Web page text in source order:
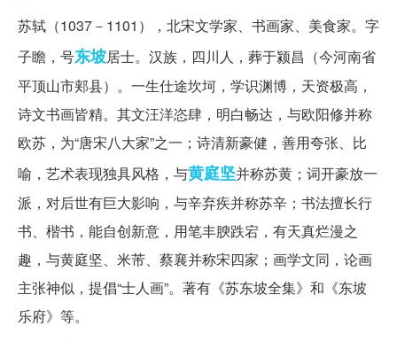
苏轼（1037－1101），北宋文学家、书画家、美食家。字
子瞻，号东坡居士。汉族，四川人，葬于颍昌（今河南省
平顶山市郏县）。一生仕途坎坷，学识渊博，天资极高，
诗文书画皆精。其文汪洋恣肆，明白畅达，与欧阳修并称
欧苏，为“唐宋八大家”之一；诗清新豪健，善用夸张、比
喻，艺术表现独具风格，与黄庭坚并称苏黄；词开豪放一
派，对后世有巨大影响，与辛弃疾并称苏辛；书法擅长行
书、楷书，能自创新意，用笔丰腴跌宕，有天真烂漫之
趣，与黄庭坚、米芾、蔡襄并称宋四家；画学文同，论画
主张神似，提倡“士人画”。著有《苏东坡全集》和《东坡
乐府》等。